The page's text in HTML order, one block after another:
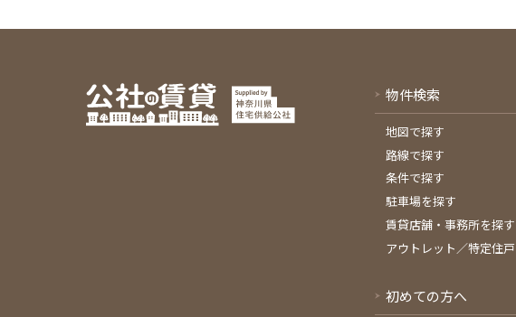
物件検索
地図で探す
路線で探す
条件で探す
駐車場を探す
賃貸店舗・事務所を探す
アウトレット／特定住戸
初めての方へ